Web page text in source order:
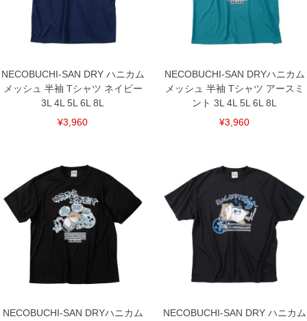
下着(肌着)やワイシャツは商品の性質上、返品交換不可とさせて頂いております。予め
ご了承くださいませ。
※【ボトムの裾上げをご希望の場合】
裾上げ料金は500円+税となります。
出荷まで約1週間～20日間程お時間を頂く場合がございます。
尚、裾上げした商品は返品・交換不可となりますので、予めご了承下さい。
一部、お直しに対応出来ない商品がございます。(例：裾にファスナーや調節ひもが付
※当店での掲載商品は、実店鋪と在庫を共用しておりますので店頭での売り違い、店
舗からのお取り寄せ等により、お客様にご迷惑をお掛けしてしまう場合がございま
す。そのようなことがない様最大限に努めておりますが、もしあった場合速やかにご
連絡させて頂きますので予めご了承ください。
NECOBUCHI-SAN DRY ハニカム
メッシュ 半袖 Tシャツ ネイビー
3L 4L 5L 6L 8L
¥3,960
NECOBUCHI-SAN DRYハニカム
メッシュ 半袖 Tシャツ アースミ
ント 3L 4L 5L 6L 8L
¥3,960
NECOBUCHI-SAN DRYハニカム NECOBUCHI-SAN DRY ハニカム